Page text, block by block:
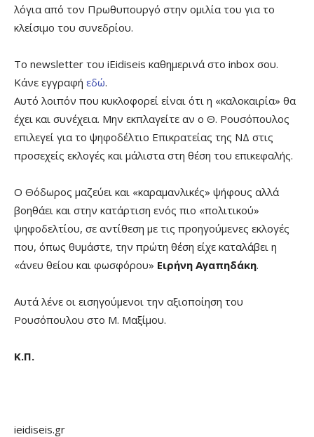
λόγια από τον Πρωθυπουργό στην ομιλία του για το
κλείσιμο του συνεδρίου.
Το newsletter του iEidiseis καθημερινά στο inbox σου.
Κάνε εγγραφή εδώ.
Αυτό λοιπόν που κυκλοφορεί είναι ότι η «καλοκαιρία» θα
έχει και συνέχεια. Μην εκπλαγείτε αν ο Θ. Ρουσόπουλος
επιλεγεί για το ψηφοδέλτιο Επικρατείας της ΝΔ στις
προσεχείς εκλογές και μάλιστα στη θέση του επικεφαλής.
Ο Θόδωρος μαζεύει και «καραμανλικές» ψήφους αλλά
βοηθάει και στην κατάρτιση ενός πιο «πολιτικού»
ψηφοδελτίου, σε αντίθεση με τις προηγούμενες εκλογές
που, όπως θυμάστε, την πρώτη θέση είχε καταλάβει η
«άνευ θείου και φωσφόρου» Ειρήνη Αγαπηδάκη.
Αυτά λένε οι εισηγούμενοι την αξιοποίηση του
Ρουσόπουλου στο Μ. Μαξίμου.
Κ.Π.
ieidiseis.gr